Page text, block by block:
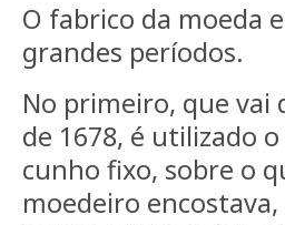
O fabrico da moeda
grandes períodos.
No primeiro, que vai
de 1678, é utilizado
cunho fixo, sobre o
moedeiro